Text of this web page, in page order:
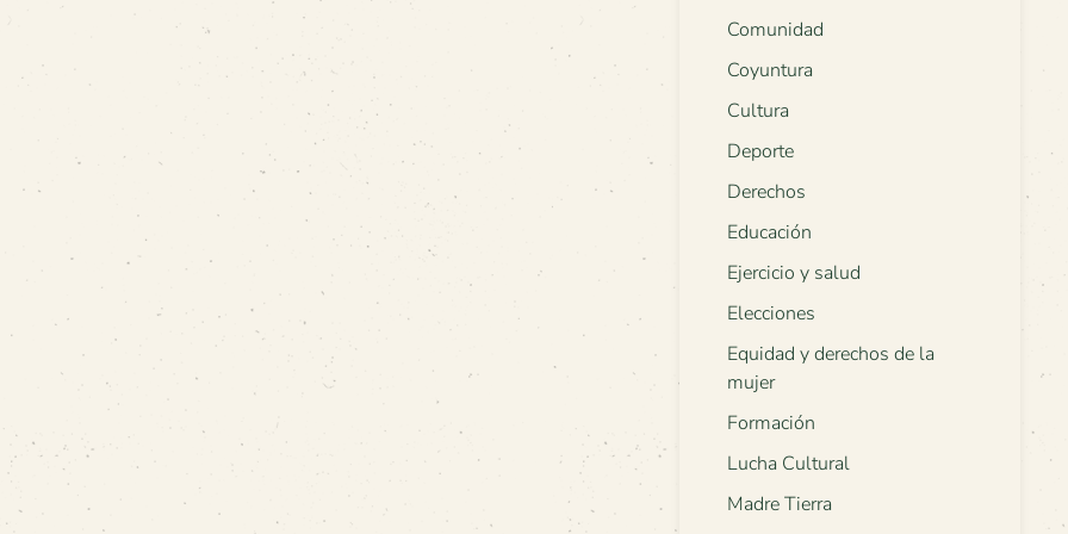
Comunidad
Coyuntura
Cultura
Deporte
Derechos
Educación
Ejercicio y salud
Elecciones
Equidad y derechos de la
mujer
Formación
Lucha Cultural
Madre Tierra